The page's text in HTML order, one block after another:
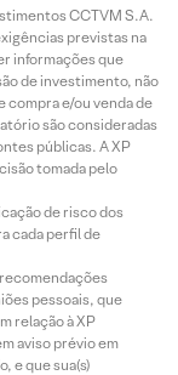
CCTVM S.A.
previstas na
informações que
de investimento, não
e/ou venda de
são consideradas
públicas. A XP
tomada pelo
de risco dos
cada perfil de
pessoais, que
relação à XP
aviso prévio em
e que sua(s)